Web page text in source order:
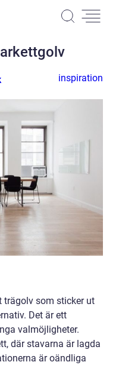
inspiration
trägolv som sticker ut
Det är ett
valmöjligheter.
där stavarna är lagda
är oändliga